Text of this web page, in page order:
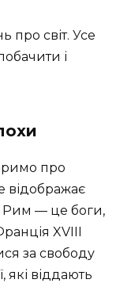
про світ. Усе
і
про
відображає
Рим — це боги,
XVIII
за свободу
які віддають